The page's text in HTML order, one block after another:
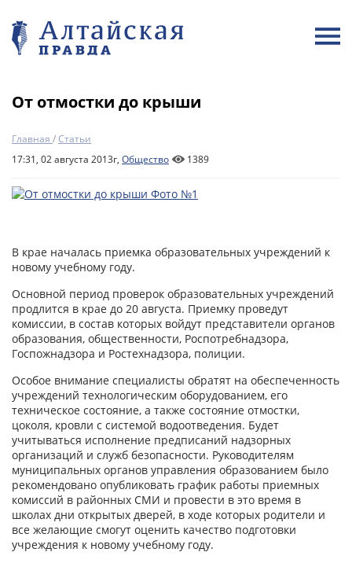
От отмостки до крыши
Главная /Статьи
17:31, 02 августа 2013г, Общество 1389
В крае началась приемка образовательных учреждений к
новому учебному году.
Основной период проверок образовательных учреждений
продлится в крае до 20 августа. Приемку проведут
комиссии, в состав которых войдут представители органов
образования, общественности, Роспотребнадзора,
Госпожнадзора и Ростехнадзора, полиции.
Особое внимание специалисты обратят на обеспеченность
учреждений технологическим оборудованием, его
техническое состояние, а также состояние отмостки,
цоколя, кровли с системой водоотведения. Будет
учитываться исполнение предписаний надзорных
организаций и служб безопасности. Руководителям
муниципальных органов управления образованием было
рекомендовано опубликовать график работы приемных
комиссий в районных СМИ и провести в это время в
школах дни открытых дверей, в ходе которых родители и
все желающие смогут оценить качество подготовки
учреждения к новому учебному году.